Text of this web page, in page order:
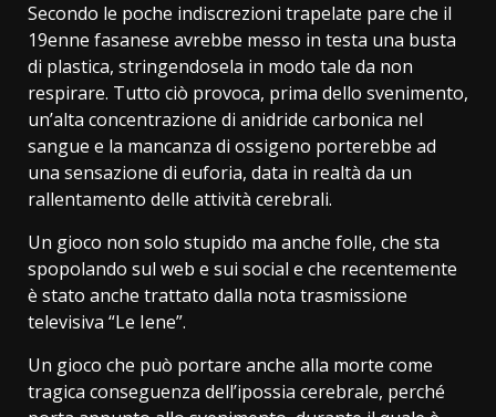
Secondo le poche indiscrezioni trapelate pare che il
19enne fasanese avrebbe messo in testa una busta
di plastica, stringendosela in modo tale da non
respirare. Tutto ciò provoca, prima dello svenimento,
un’alta concentrazione di anidride carbonica nel
sangue e la mancanza di ossigeno porterebbe ad
una sensazione di euforia, data in realtà da un
rallentamento delle attività cerebrali.
Un gioco non solo stupido ma anche folle, che sta
spopolando sul web e sui social e che recentemente
è stato anche trattato dalla nota trasmissione
televisiva “Le Iene”.
Un gioco che può portare anche alla morte come
tragica conseguenza dell’ipossia cerebrale, perché